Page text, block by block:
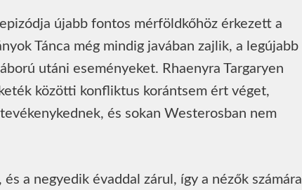
újabb fontos mérföldkőhöz érkezett a
Tánca még mindig javában zajlik, a legújabb
utáni eseményeket. Rhaenyra Targaryen
közötti konfliktus korántsem ért véget,
és sokan Westerosban nem
a negyedik évaddal zárul, így a nézők számára